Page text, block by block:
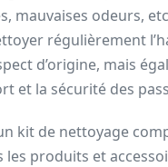
mauvaises odeurs,
régulièrement
d’origine, mais
et la sécurité des
kit de nettoyage
les produits et